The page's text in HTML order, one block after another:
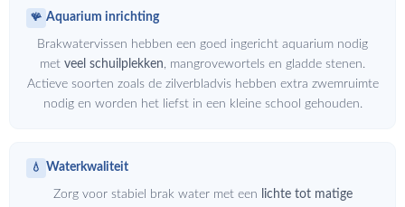
🪸 Aquarium inrichting
Brakwatervissen hebben een goed ingericht aquarium nodig
met veel schuilplekken, mangrovewortels en gladde stenen.
Actieve soorten zoals de zilverbladvis hebben extra zwemruimte
nodig en worden het liefst in een kleine school gehouden.
💧 Waterkwaliteit
Zorg voor stabiel brak water met een
lichte tot matige